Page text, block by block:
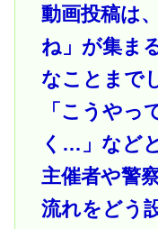
動画投稿は
ね」が集ま
なことまで
「こうやっ
く…」など
主催者や警
流れをどう